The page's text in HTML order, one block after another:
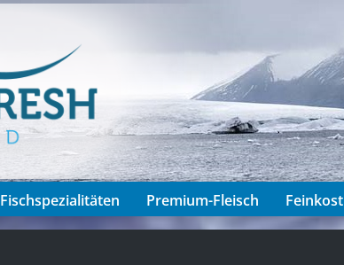
Fischspezialitäten Premium-Fleisch Feinkost